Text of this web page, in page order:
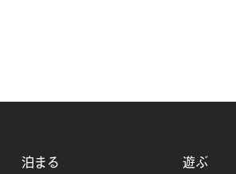
泊まる 遊ぶ